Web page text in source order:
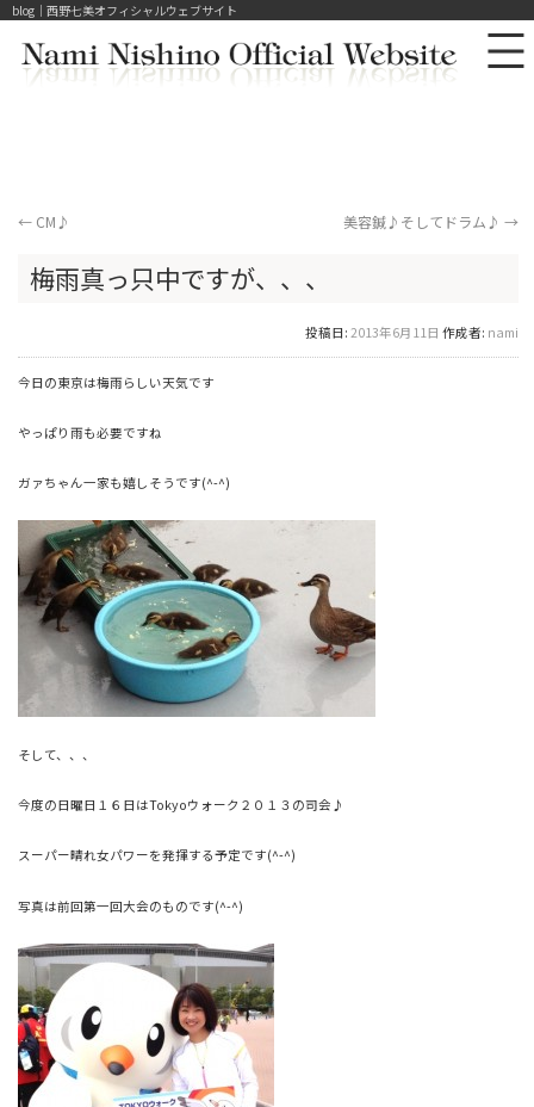
blog｜西野七美オフィシャルウェブサイト
←CM♪ 美容鍼♪そしてドラム♪ →
梅雨真っ只中ですが、、、
投稿日: 2013年6月11日 作成者: nami
今日の東京は梅雨らしい天気です
やっぱり雨も必要ですね
ガァちゃん一家も嬉しそうです(^-^)
そして、、、
今度の日曜日１６日はTokyoウォーク２０１３の司会♪
スーパー晴れ女パワーを発揮する予定です(^-^)
写真は前回第一回大会のものです(^-^)